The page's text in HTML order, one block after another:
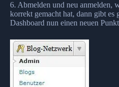
6. Abmelden und neu anmelden,
korrekt gemacht hat, dann gibt es
Dashboard nun einen neuen